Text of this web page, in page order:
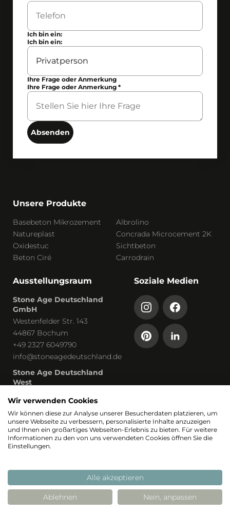
Ich bin ein:
Ich bin ein:
Ihre Frage oder Anmerkung
Ihre Frage oder Anmerkung*
Absenden
Unsere Produkte
Basebeton Mikrozement
Albrolino
Natureplast
Concrada Microcement 2K
Oxidestuc
Sichtbeton
Beton Ciré
Carrodrain
Ausstellungsraum
Stone Age Deutschland
GmbH
Westenfelder Str. 143
44867 Bochum
+49 2327 6049790
info@stoneagedeutschland.de
Stone Age Deutschland
West
53819 Neunkirchen-Seelscheid
Soziale Medien
Teil von
© 2026 Stoneage Realisierung: StimmtStimmt
Wir verwenden Cookies
Wir können diese zur Analyse unserer Besucherdaten platzieren, um
unsere Webseite zu verbessern, personalisierte Inhalte anzuzeigen
und Ihnen ein großartiges Webseiten-Erlebnis zu bieten. Für weitere
Informationen zu den von uns verwendeten Cookies öffnen Sie die
Einstellungen.
Alle akzeptieren
Ablehnen Nein, anpassen